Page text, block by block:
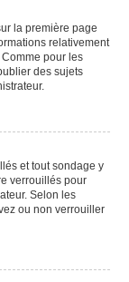
la première page
relativement
pour les
des sujets
et tout sondage y
verrouillés pour
Selon les
ou non verrouiller